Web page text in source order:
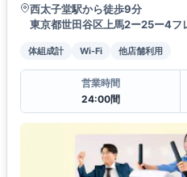
西太子堂駅から徒歩9分
東京都世田谷区上馬2ー25ー4フ
体組成計 Wi-Fi 他店舗利用
営業時間
24:00間